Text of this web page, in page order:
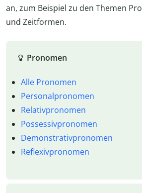
an, zum Beispiel zu den Themen
und Zeitformen.
Pronomen
Alle Pronomen
Personalpronomen
Relativpronomen
Possessivpronomen
Demonstrativpronomen
Reflexivpronomen